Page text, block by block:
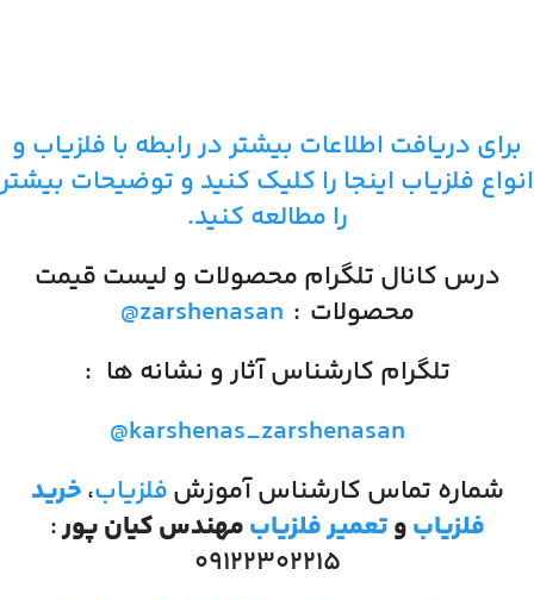
برای دریافت اطلاعات بیشتر در رابطه با فلزیاب و
انواع فلزیاب اینجا را کلیک کنید و توضیحات بیشتر
را مطالعه کنید.
درس کانال تلگرام محصولات و لیست قیمت
محصولات :
@zarshenasan
تلگرام کارشناس آثار و نشانه ها :
@karshenas_zarshenasan
شماره تماس کارشناس آموزشفلزیاب،خرید
فلزیابوتعمیر فلزیابمهندس کیان پور:
۰۹۱۲۲۳۰۲۲۱۵